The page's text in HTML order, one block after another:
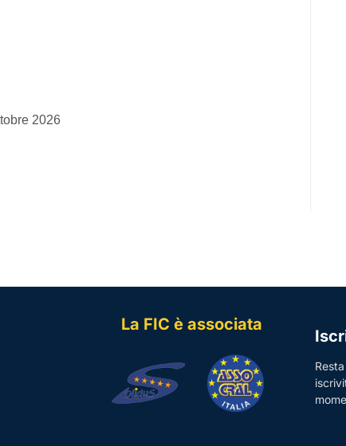
2026
La FIC è associata